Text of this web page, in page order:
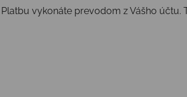
vykonáte prevodom z Vášho účtu.